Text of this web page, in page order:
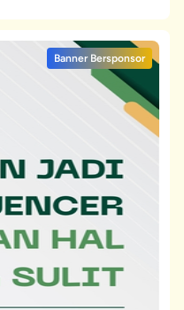
Banner Bersponsor